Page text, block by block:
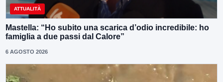
ATTUALITÀ
Mastella: “Ho subito una scarica d’odio incredibile: ho
famiglia a due passi dal Calore”
6 AGOSTO 2026